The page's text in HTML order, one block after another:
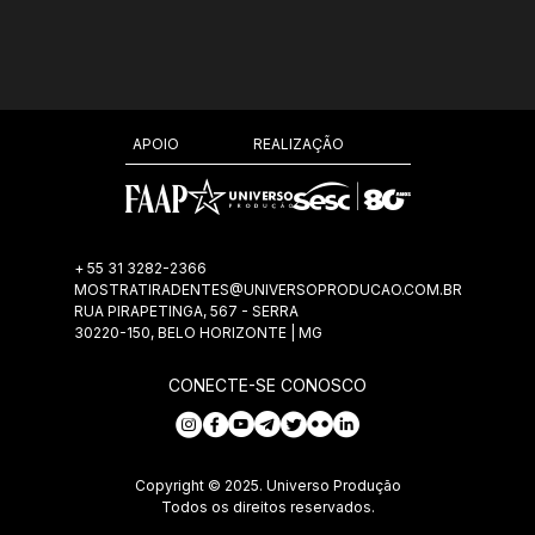
APOIO REALIZAÇÃO
+ 55 31 3282-2366
MOSTRATIRADENTES@UNIVERSOPRODUCAO.COM.BR
RUA PIRAPETINGA, 567 - SERRA
30220-150, BELO HORIZONTE | MG
CONECTE-SE CONOSCO
Copyright © 2025. Universo Produção
Todos os direitos reservados.